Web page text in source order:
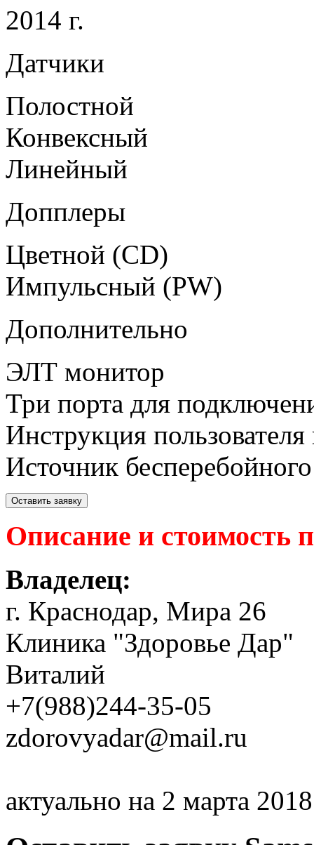
2014 г.
Датчики
Полостной
Конвексный
Линейный
Допплеры
Цветной (CD)
Импульсный (PW)
Дополнительно
ЭЛТ монитор
Три порта для
Инструкция
Источник
Оставить заявку
Описание и стоимость
Владелец:
г. Краснодар, Мира 26
Клиника "Здоровье Дар"
Виталий
+7(988)244-35-05
zdorovyadar@mail.ru
актуально на 2 марта